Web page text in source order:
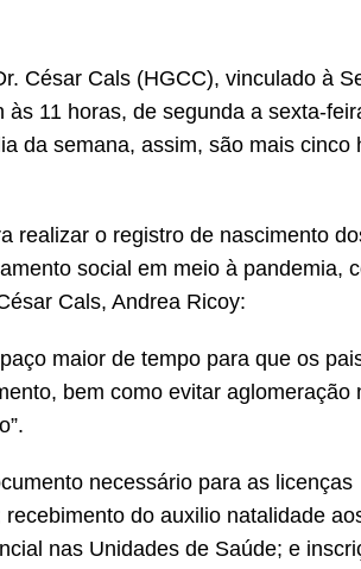
César Cals (HGCC), vinculado à
11 horas, de segunda a sexta-
da semana, assim, são mais cinco
realizar o registro de nascimento
social em meio à pandemia,
Cals, Andrea Ricoy:
maior de tempo para que os
bem como evitar aglomeração
necessário para as licenças
do auxilio natalidade
nas Unidades de Saúde; e